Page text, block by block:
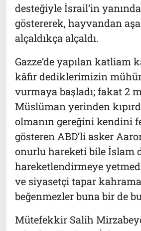
desteğiyle İsrail’in
göstererek, hayvandan
alçaldıkça alçaldı.
Gazze’de yapılan katliam
kâfir dediklerimizin
vurmaya başladı; fakat 2
Müslüman yerinden
olmanın gereğini kendini
gösteren ABD’li asker
onurlu hareketi bile İslam
hareketlendirmeye
ve siyasetçi tapar
beğenmezler buna bir de
Mütefekkir Salih